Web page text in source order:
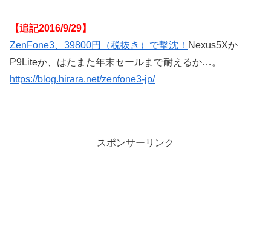
【追記2016/9/29】
ZenFone3、39800円（税抜き）で撃沈！ Nexus5Xか
P9Liteか、はたまた年末セールまで耐えるか…。
https://blog.hirara.net/zenfone3-jp/
スポンサーリンク